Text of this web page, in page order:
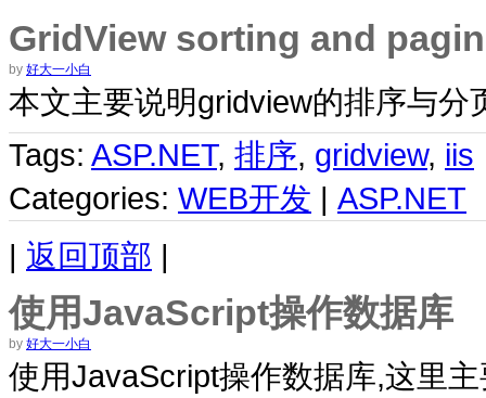
GridView sorting and
by 好大一小白
本文主要说明gridview的排序与
Tags: ASP.NET, 排序, gridview, iis
Categories: WEB开发 | ASP.NET
| 返回顶部 |
使用JavaScript操作数据库
by 好大一小白
使用JavaScript操作数据库,这里